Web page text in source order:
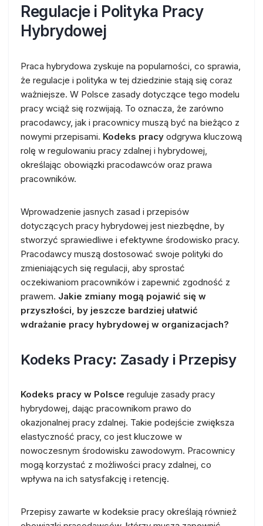
Regulacje i Polityka Pracy
Hybrydowej
Praca hybrydowa zyskuje na popularności, co sprawia,
że regulacje i polityka w tej dziedzinie stają się coraz
ważniejsze. W Polsce zasady dotyczące tego modelu
pracy wciąż się rozwijają. To oznacza, że zarówno
pracodawcy, jak i pracownicy muszą być na bieżąco z
nowymi przepisami. Kodeks pracy odgrywa kluczową
rolę w regulowaniu pracy zdalnej i hybrydowej,
określając obowiązki pracodawców oraz prawa
pracowników.
Wprowadzenie jasnych zasad i przepisów
dotyczących pracy hybrydowej jest niezbędne, by
stworzyć sprawiedliwe i efektywne środowisko pracy.
Pracodawcy muszą dostosować swoje polityki do
zmieniających się regulacji, aby sprostać
oczekiwaniom pracowników i zapewnić zgodność z
prawem. Jakie zmiany mogą pojawić się w
przyszłości, by jeszcze bardziej ułatwić
wdrażanie pracy hybrydowej w organizacjach?
Kodeks Pracy: Zasady i Przepisy
Kodeks pracy w Polsce reguluje zasady pracy
hybrydowej, dając pracownikom prawo do
okazjonalnej pracy zdalnej. Takie podejście zwiększa
elastyczność pracy, co jest kluczowe w
nowoczesnym środowisku zawodowym. Pracownicy
mogą korzystać z możliwości pracy zdalnej, co
wpływa na ich satysfakcję i retencję.
Przepisy zawarte w kodeksie pracy określają również